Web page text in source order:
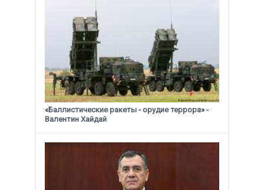
«Баллистические ракеты - орудие террора» -
Валентин Хайдай